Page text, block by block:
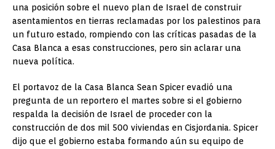
una posición sobre el nuevo plan de Israel de construir
asentamientos en tierras reclamadas por los palestinos para
un futuro estado, rompiendo con las críticas pasadas de la
Casa Blanca a esas construcciones, pero sin aclarar una
nueva política.
El portavoz de la Casa Blanca Sean Spicer evadió una
pregunta de un reportero el martes sobre si el gobierno
respalda la decisión de Israel de proceder con la
construcción de dos mil 500 viviendas en Cisjordania. Spicer
dijo que el gobierno estaba formando aún su equipo de